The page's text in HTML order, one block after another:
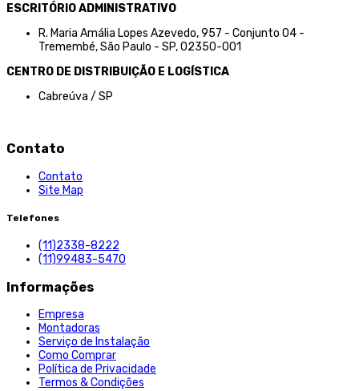
ESCRITÓRIO ADMINISTRATIVO
R. Maria Amália Lopes Azevedo, 957 - Conjunto 04 -
Tremembé, São Paulo - SP, 02350-001
CENTRO DE DISTRIBUIÇÃO E LOGÍSTICA
Cabreúva / SP
Contato
Contato
Site Map
Telefones
(11)2338-8222
(11)99483-5470
Informações
Empresa
Montadoras
Serviço de Instalação
Como Comprar
Política de Privacidade
Termos & Condições